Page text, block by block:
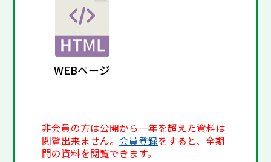
WEBページ
非会員の方は公開から一年を超えた資料は
閲覧出来ません。会員登録をすると、全期
間の資料を閲覧できます。